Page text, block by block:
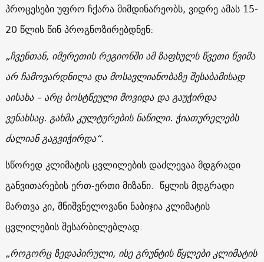
პროცესები უფრო ჩქარა მიმდინარეობს, ვიდრე ამას 15-
20 წლის წინ პროგნოზირებდნენ:
„ჩვენთან, იმერეთის რეგიონში ამ ზაფხულს წვეთი წვიმა
არ ჩამოვარდნილა და მოსავლიანობაზე შესაბამისად
აისახა – არც ბოსტნეული მოვიდა და გაუჭირდა
ვენახსაც. გახმა კულტურების ნაწილი. ჭიათურელებს
ძალიან გაგვიჭირდა“.
სწორედ კლიმატის ცვლილების დაძლევაა მდგრადი
განვითარების ერთ-ერთი მიზანი. წყლის მდგრადი
მართვა კი, მნიშვნელოვანი ნაბიჯია კლიმატის
ცვლილების შესარბილებლად.
„როგორც ზედაპირული, ისე გრუნტის წყლები კლიმატის